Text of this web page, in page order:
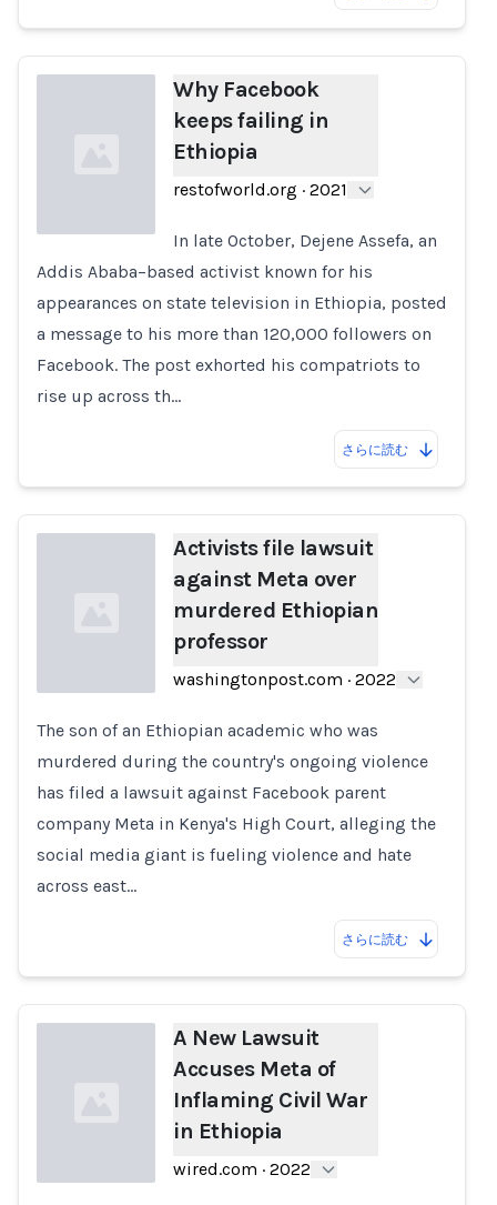
Loading...
Why Facebook
keeps failing in
Ethiopia
restofworld.org · 2021
In late October, Dejene Assefa, an
Addis Ababa–based activist known for his
appearances on state television in Ethiopia, posted
a message to his more than 120,000 followers on
Facebook. The post exhorted his compatriots to
rise up across th…
さらに読む
Loading...
Activists file lawsuit
against Meta over
murdered Ethiopian
professor
washingtonpost.com · 2022
The son of an Ethiopian academic who was
murdered during the country's ongoing violence
has filed a lawsuit against Facebook parent
company Meta in Kenya's High Court, alleging the
social media giant is fueling violence and hate
across east…
さらに読む
A New Lawsuit
Accuses Meta of
Inflaming Civil War
in Ethiopia
wired.com · 2022